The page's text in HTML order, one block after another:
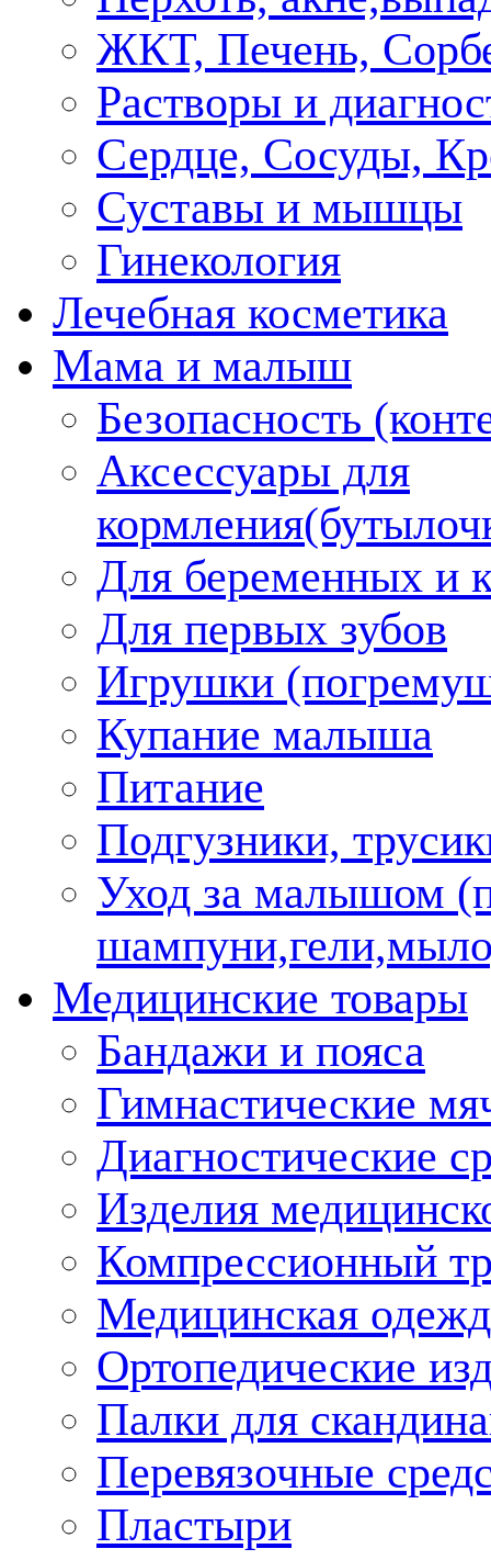
ЖКТ, Печень,
Растворы и
Сердце, Сосуды,
Суставы и мышцы
Гинекология
Лечебная косметика
Мама и малыш
Безопасность
Аксессуары для
Для беременных и
Для первых зубов
Игрушки
Купание малыша
Питание
Подгузники,
Уход за малышом
Медицинские товары
Бандажи и пояса
Гимнастические
Диагностические
Изделия
Компрессионный
Медицинская
Ортопедические
Палки для
Перевязочные
Пластыри